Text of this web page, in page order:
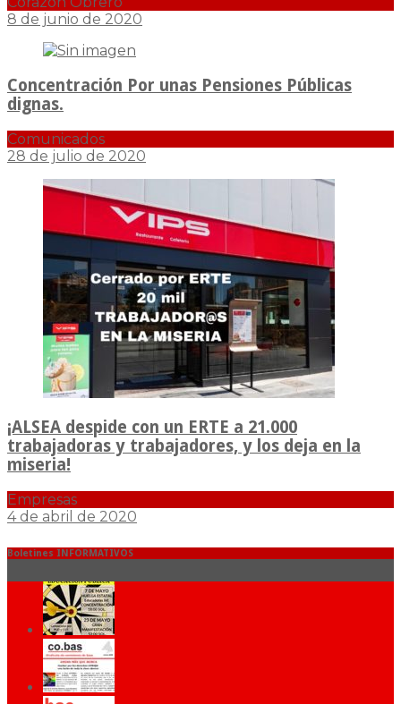
8 de junio de 2020
Concentración Por unas Pensiones Públicas
dignas.
Comunicados
28 de julio de 2020
¡ALSEA despide con un ERTE a 21.000
trabajadoras y trabajadores, y los deja en la
miseria!
Empresas
4 de abril de 2020
Boletines INFORMATIVOS